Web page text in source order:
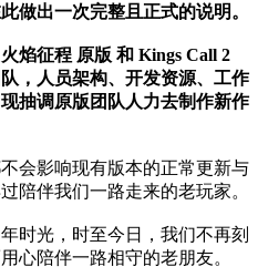
做出一次完整且正式的说明。
焰征程 原版 和 Kings Call 2
，人员架构、开发资源、工作
抽调原版团队人力去制作新作
会影响现有版本的正常更新与
陪伴我们一路走来的老玩家。
时光，时至今日，我们不再刻
心陪伴一路相守的老朋友。